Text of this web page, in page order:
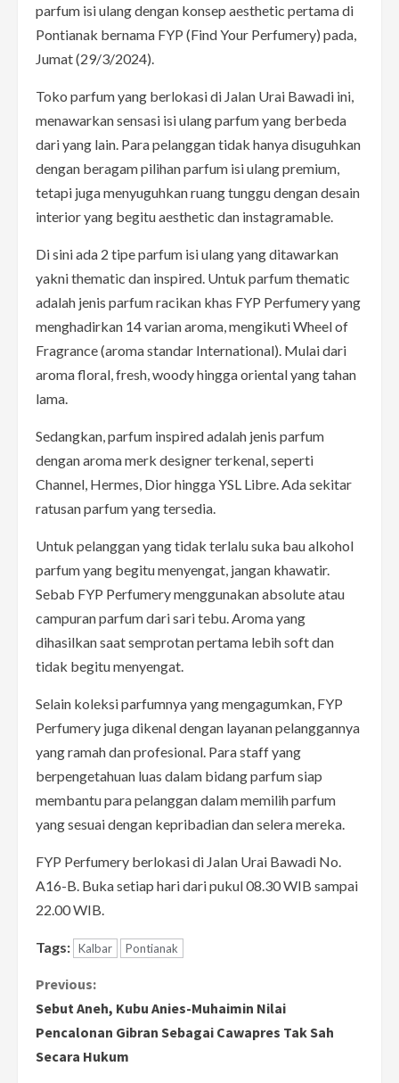
parfum isi ulang dengan konsep aesthetic pertama di
Pontianak bernama FYP (Find Your Perfumery) pada,
Jumat (29/3/2024).
Toko parfum yang berlokasi di Jalan Urai Bawadi ini,
menawarkan sensasi isi ulang parfum yang berbeda
dari yang lain. Para pelanggan tidak hanya disuguhkan
dengan beragam pilihan parfum isi ulang premium,
tetapi juga menyuguhkan ruang tunggu dengan desain
interior yang begitu aesthetic dan instagramable.
Di sini ada 2 tipe parfum isi ulang yang ditawarkan
yakni thematic dan inspired. Untuk parfum thematic
adalah jenis parfum racikan khas FYP Perfumery yang
menghadirkan 14 varian aroma, mengikuti Wheel of
Fragrance (aroma standar International). Mulai dari
aroma floral, fresh, woody hingga oriental yang tahan
lama.
Sedangkan, parfum inspired adalah jenis parfum
dengan aroma merk designer terkenal, seperti
Channel, Hermes, Dior hingga YSL Libre. Ada sekitar
ratusan parfum yang tersedia.
Untuk pelanggan yang tidak terlalu suka bau alkohol
parfum yang begitu menyengat, jangan khawatir.
Sebab FYP Perfumery menggunakan absolute atau
campuran parfum dari sari tebu. Aroma yang
dihasilkan saat semprotan pertama lebih soft dan
tidak begitu menyengat.
Selain koleksi parfumnya yang mengagumkan, FYP
Perfumery juga dikenal dengan layanan pelanggannya
yang ramah dan profesional. Para staff yang
berpengetahuan luas dalam bidang parfum siap
membantu para pelanggan dalam memilih parfum
yang sesuai dengan kepribadian dan selera mereka.
FYP Perfumery berlokasi di Jalan Urai Bawadi No.
A16-B. Buka setiap hari dari pukul 08.30 WIB sampai
22.00 WIB.
Tags: Kalbar Pontianak
C
o
n
Previous:
Sebut Aneh, Kubu Anies-Muhaimin Nilai
Pencalonan Gibran Sebagai Cawapres Tak Sah
Secara Hukum